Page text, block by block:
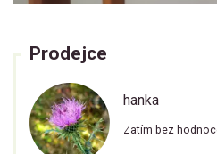
Prodejce
hanka
Zatím bez